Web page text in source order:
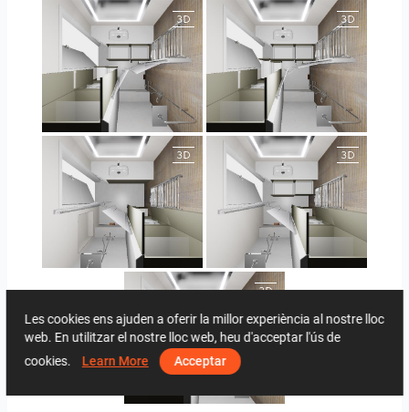
JEGOUX-PASSER JEGOUX-PASSER
JEGOUX-PASSER 2 JEGOUX-PASSER 2
Les cookies ens ajuden a oferir la millor experiència al nostre lloc
web. En utilitzar el nostre lloc web, heu d'acceptar l'ús de
cookies. Learn More Acceptar